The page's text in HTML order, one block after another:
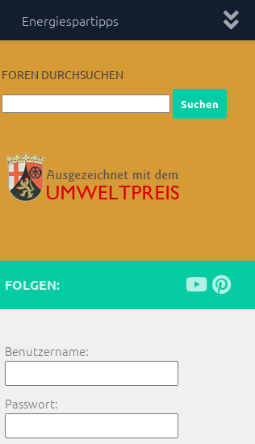
Energiespartipps
FOREN DURCHSUCHEN
FOLGEN:
Benutzername:
Passwort: